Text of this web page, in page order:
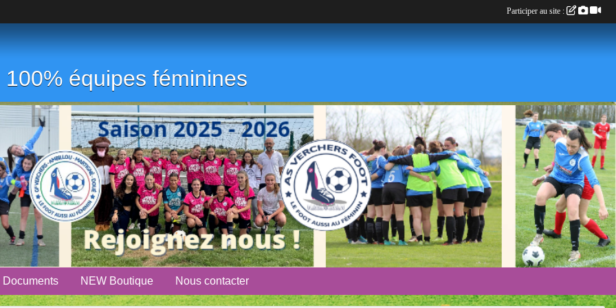
équipes féminines
Documents NEW Boutique Nous contacter
Participer au site :